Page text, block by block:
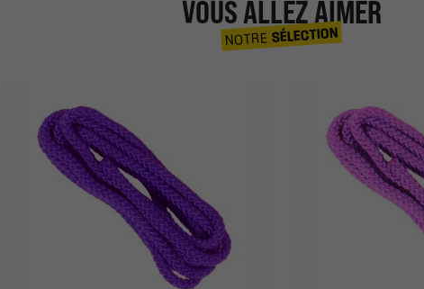
VOUS ALLEZ AIMER
NOTRESÉLECTION